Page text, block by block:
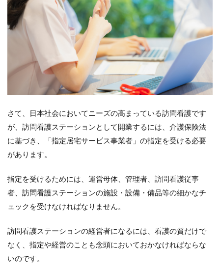
さて、日本社会においてニーズの高まっている訪問看護です
が、訪問看護ステーションとして開業するには、介護保険法
に基づき、「指定居宅サービス事業者」の指定を受ける必要
があります。
指定を受けるためには、運営母体、管理者、訪問看護従事
者、訪問看護ステーションの施設・設備・備品等の細かなチ
ェックを受けなければなりません。
訪問看護ステーションの経営者になるには、看護の質だけで
なく、指定や経営のことも念頭においておかなければならな
いのです。